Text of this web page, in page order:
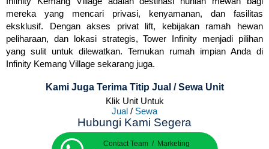
mereka yang mencari privasi, kenyamanan, dan fasilitas
eksklusif. Dengan akses privat lift, kebijakan ramah hewan
peliharaan, dan lokasi strategis, Tower Infinity menjadi pilihan
yang sulit untuk dilewatkan. Temukan rumah impian Anda di
Infinity Kemang Village sekarang juga.
Kami Juga Terima Titip Jual / Sewa Unit
Klik Unit Untuk
Jual / Sewa
Hubungi Kami Segera
Contact Team / Marketing